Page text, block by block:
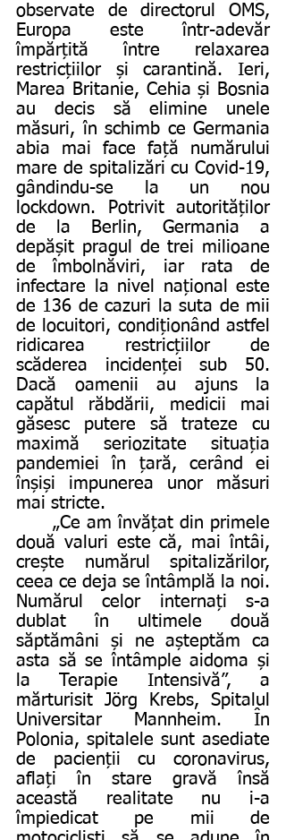
observate de directorul OMS,
Europa este într-adevăr
împărțită între relaxarea
restricțiilor și carantină. Ieri,
Marea Britanie, Cehia și Bosnia
au decis să elimine unele
măsuri, în schimb ce Germania
abia mai face față numărului
mare de spitalizări cu Covid-19,
gândindu-se la un nou
lockdown. Potrivit autorităților
de la Berlin, Germania a
depășit pragul de trei milioane
de îmbolnăviri, iar rata de
infectare la nivel național este
de 136 de cazuri la suta de mii
de locuitori, condiționând astfel
ridicarea restricțiilor de
scăderea incidenței sub 50.
Dacă oamenii au ajuns la
capătul răbdării, medicii mai
găsesc putere să trateze cu
maximă seriozitate situația
pandemiei în țară, cerând ei
înșiși impunerea unor măsuri
mai stricte.
două valuri este că, mai întâi,
crește numărul spitalizărilor,
ceea ce deja se întâmplă la noi.
Numărul celor internați s-a
dublat în ultimele două
săptămâni și ne așteptăm ca
asta să se întâmple aidoma și
la Terapie Intensivă”, a
mărturisit Jörg Krebs, Spitalul
Universitar Mannheim. În
Polonia, spitalele sunt asediate
de pacienții cu coronavirus,
aflați în stare gravă însă
această realitate nu i-a
împiedicat pe mii de